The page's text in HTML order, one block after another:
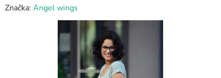
Značka: Angel wings